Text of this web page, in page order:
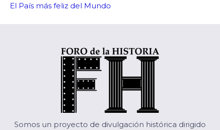
El País más feliz del Mundo
Somos un proyecto de divulgación histórica dirigido